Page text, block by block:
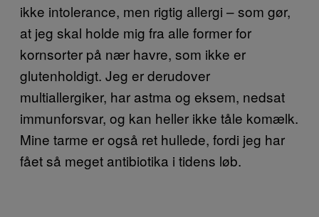
ikke intolerance, men rigtig allergi – som gør,
at jeg skal holde mig fra alle former for
kornsorter på nær havre, som ikke er
glutenholdigt. Jeg er derudover
multiallergiker, har astma og eksem, nedsat
immunforsvar, og kan heller ikke tåle komælk.
Mine tarme er også ret hullede, fordi jeg har
fået så meget antibiotika i tidens løb.